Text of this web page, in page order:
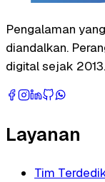
Pengalaman
diandalkan.
digital sejak 2013.
Layanan
Tim